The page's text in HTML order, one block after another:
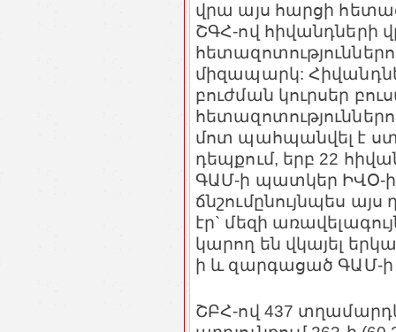
վրա այս հարցի
ՇԳՀ-ով հիվանդների
միզապարկ:
բուժման կուրսեր
մոտ պահպանվել է
դեպքում, երբ 22
ԳԱՄ-ի պատկեր ԻՎՕ-ի
ճնշումընույնպես
էր` մեզի
կարող են վկայել
ի և զարգացած ԳԱՄ-
ՇԲՀ-ով 437